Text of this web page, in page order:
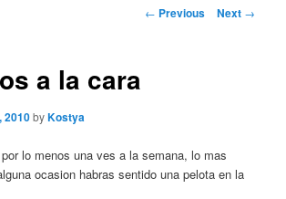
Post
← Previous Next →
a la cara
2010byKostya
lo menos una ves a la semana, lo mas
ocasion habras sentido una pelota en la